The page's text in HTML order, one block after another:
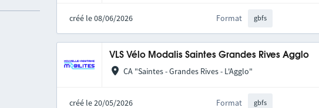
créé le 08/06/2026 Format gbfs
VLS Vélo Modalis Saintes Grandes Rives Agglo
CA "Saintes - Grandes Rives - L'Agglo"
créé le 20/05/2026 Format gbfs